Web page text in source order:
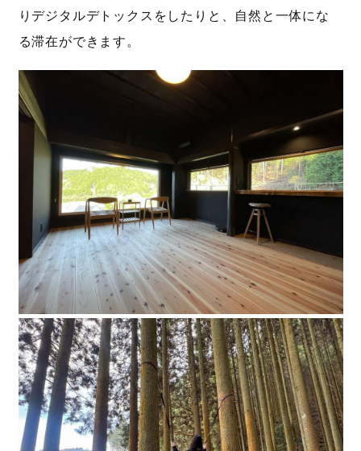
りデジタルデトックスをしたりと、自然と一体にな
る滞在ができます。